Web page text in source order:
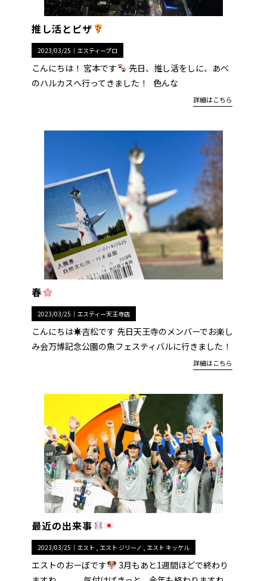
推し活とピザ
2023/03/25｜ エスティープロ
こんにちは！ 宮本です
先日、推し活をしに、あべ
のハルカスへ行ってきました！ 色んな
詳細はこちら
春
2023/03/25｜ エスティー天王寺店
こんにちは☀︎吉松です 先日天王寺のメンバーでお楽し
み会万博記念公園の魚フェスティバルに行きました！
詳細はこちら
最近の出来事
2023/03/25｜ エスト エスト ジリーノ エスト キッケル
エストのおーぼです
3月もあと1週間ほどで終わり